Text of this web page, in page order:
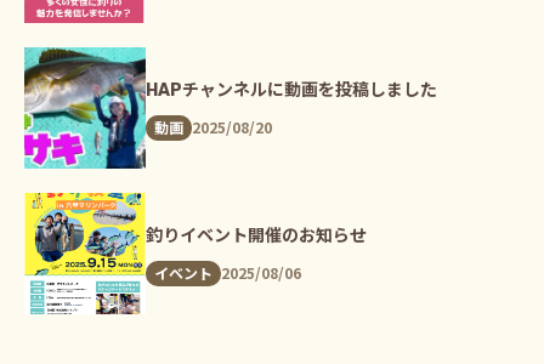
HAPチャンネルに動画を投稿しました
動画 2025/08/20
釣りイベント開催のお知らせ
イベント 2025/08/06